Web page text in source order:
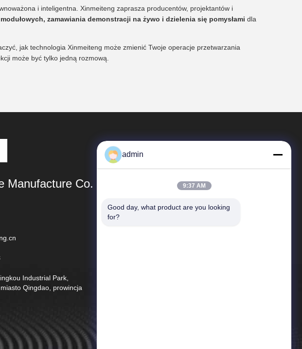
i inteligentna. Xinmeiteng zaprasza producentów, projektantów i
zamawiania demonstracji na żywo i dzielenia się pomysłami dla
jak technologia Xinmeiteng może zmienić Twoje operacje przetwarzania
może być tylko jedną rozmową.
Manufacture Co.
Industrial Park,
Qingdao, prowincja
Szybkie Linki
admin
9:37 AM
Good day, what product are you looking
for?